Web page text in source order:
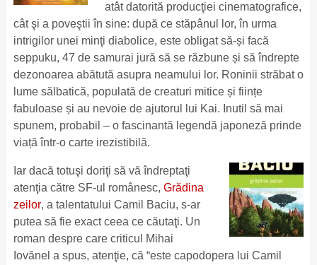
atât datorită producţiei cinematografice,
cât şi a poveştii în sine: după ce stăpânul lor, în urma
intrigilor unei minţi diabolice, este obligat să-și facă
seppuku, 47 de samurai jură să se răzbune și să îndrepte
dezonoarea abătută asupra neamului lor. Roninii străbat o
lume sălbatică, populată de creaturi mitice și ființe
fabuloase și au nevoie de ajutorul lui Kai. Inutil să mai
spunem, probabil – o fascinantă legendă japoneză prinde
viață într-o carte irezistibilă.
Iar dacă totuşi doriţi să vă îndreptaţi
atenţia către SF-ul românesc, Grădina
zeilor, a talentatului Camil Baciu, s-ar
putea să fie exact ceea ce căutaţi. Un
roman despre care criticul Mihai
Iovănel a spus, atenţie, că “este capodopera lui Camil